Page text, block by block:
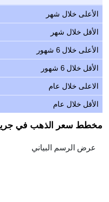
الأعلى خلال شهر
الأقل خلال شهر
الأعلى خلال 6 شهور
الأقل خلال 6 شهور
الاعلى خلال عام
الأقل خلال عام
مخطط سعر الذهب في جرينلاند
Feb 6, 2026 → Aug 6, 2026